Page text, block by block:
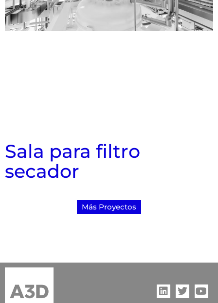
Sala para filtro
secador
Más Proyectos